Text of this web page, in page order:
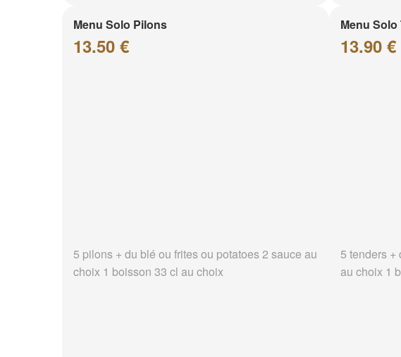
Menu Solo Pilons
13.50 €
5 pilons + du blé ou frites ou potatoes 2 sauce au
choix 1 boisson 33 cl au choix
Menu
13.90 €
5 tenders +
au choix 1